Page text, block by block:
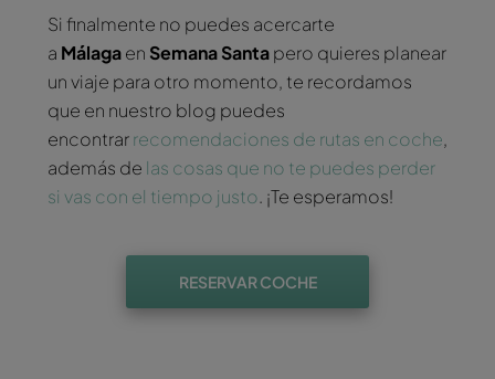
Si finalmente no puedes acercarte
a Málagaen Semana Santapero quieres planear
un viaje para otro momento, te recordamos
que en nuestro blog puedes
encontrarrecomendaciones de rutas en coche,
además de las cosas que no te puedes perder
si vas con el tiempo justo. ¡Te esperamos!
RESERVAR COCHE